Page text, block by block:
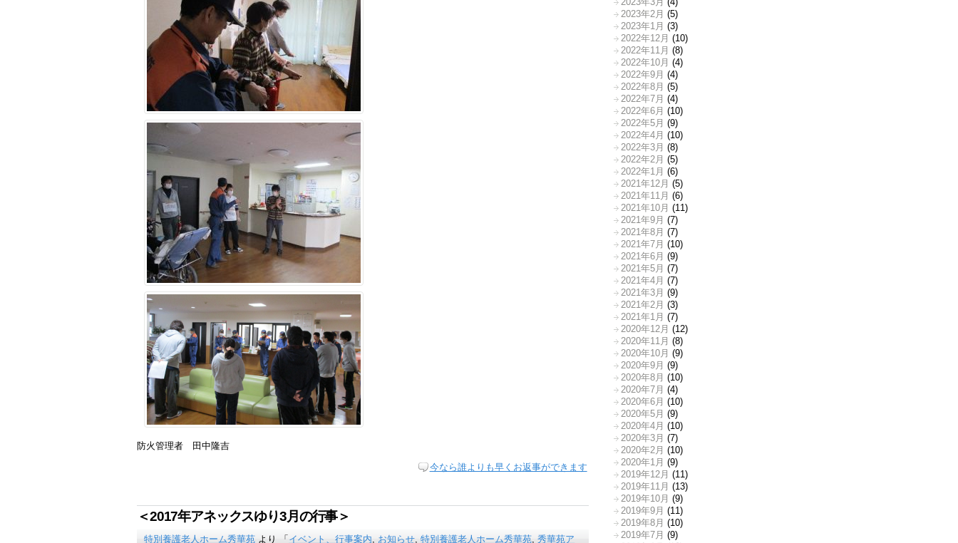
防火管理者 田中隆吉
今なら誰よりも早くお返事ができます
＜2017年アネックスゆり3月の行事＞
特別養護老人ホーム秀華苑 より 「 イベント、行事案内, お知らせ,特別養護老人ホーム秀華苑,秀華苑ア
2023年2月 (5)
2023年1月 (3)
2022年12月 (10)
2022年11月 (8)
2022年10月 (4)
2022年9月 (4)
2022年8月 (5)
2022年7月 (4)
2022年6月 (10)
2022年5月 (9)
2022年4月 (10)
2022年3月 (8)
2022年2月 (5)
2022年1月 (6)
2021年12月 (5)
2021年11月 (6)
2021年10月 (11)
2021年9月 (7)
2021年8月 (7)
2021年7月 (10)
2021年6月 (9)
2021年5月 (7)
2021年4月 (7)
2021年3月 (9)
2021年2月 (3)
2021年1月 (7)
2020年12月 (12)
2020年11月 (8)
2020年10月 (9)
2020年9月 (9)
2020年8月 (10)
2020年7月 (4)
2020年6月 (10)
2020年5月 (9)
2020年4月 (10)
2020年3月 (7)
2020年2月 (10)
2020年1月 (9)
2019年12月 (11)
2019年11月 (13)
2019年10月 (9)
2019年9月 (11)
2019年8月 (10)
2019年7月 (9)